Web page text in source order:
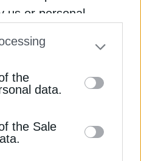
us or personal
separately opt-out
on the IAB’s list
This
disclosed by us to
List of
the
data.
the Sale
κλιματισμό